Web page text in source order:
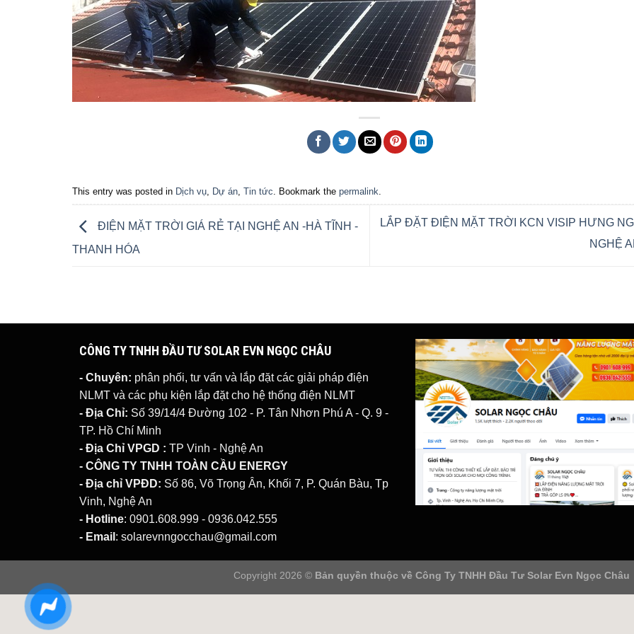
This entry was posted in Dịch vụ Dự án Tin tức . Bookmark the permalink
ĐIỆN MẶT TRỜI GIÁ RẺ TẠI NGHỆ AN -HÀ TĨNH -
THANH HÓA
LẮP ĐẶT ĐIỆN MẶT TRỜI KCN VISIP HƯNG
NGHỆ
CÔNG TY TNHH ĐẦU TƯ SOLAR EVN NGỌC CHÂU
- Chuyên: phân phối, tư vấn và lắp đặt các giải pháp điện
NLMT và các phụ kiện lắp đặt cho hệ thống điện NLMT
- Địa Chỉ: Số 39/14/4 Đường 102 - P. Tân Nhơn Phú A - Q. 9 -
TP. Hồ Chí Minh
- Địa Chỉ VPGD : TP Vinh - Nghệ An
- CÔNG TY TNHH TOÀN CẦU ENERGY
- Địa chỉ VPĐD: Số 86, Võ Trọng Ân, Khối 7, P. Quán Bàu, Tp
Vinh, Nghệ An
- Hotline: 0901.608.999 - 0936.042.555
- Email : solarevnngocchau@gmail.com
Copyright 2026 © Bản quyền thuộc về Công Ty TNHH Đầu Tư Solar Evn Ngọc Châu